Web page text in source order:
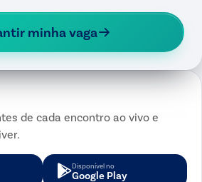
minha vaga
de cada encontro ao vivo e
Disponível no
Google Play